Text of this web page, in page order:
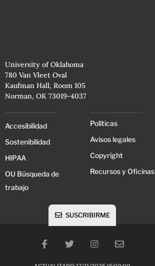
University of Oklahoma
780 Van Vleet Oval
Kaufman Hall, Room 105
Norman, OK 73019-4037
Accesibilidad
Sostenibilidad
HIPAA
OU Búsqueda de
trabajo
Políticas
Avisos legales
Copyright
Recursos y Oficinas
SUSCRIBIRME